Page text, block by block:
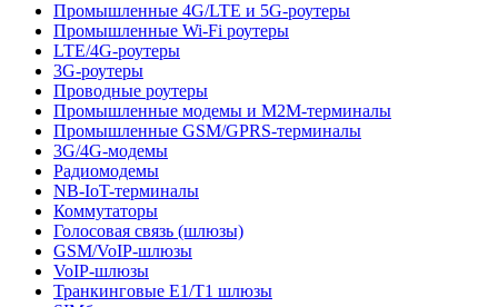
Промышленные 4G/LTE и 5G-роутеры
Промышленные Wi-Fi роутеры
LTE/4G-роутеры
3G-роутеры
Проводные роутеры
Промышленные модемы и M2M-терминалы
Промышленные GSM/GPRS-терминалы
3G/4G-модемы
Радиомодемы
NB-IoT-терминалы
Коммутаторы
Голосовая связь (шлюзы)
GSM/VoIP-шлюзы
VoIP-шлюзы
Транкинговые E1/T1 шлюзы